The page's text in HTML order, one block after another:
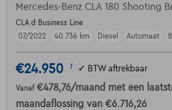
Mercedes-Benz CLA 180 Shooting
CLA d Business Line
07/2022
40.736 km Diesel Automaat
€24.950 1 ✓ BTW aftrekbaar
Vanaf €478,76/maand met een
maandaflossing van €6.716,26